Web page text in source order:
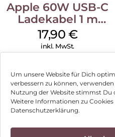
Um unsere Website für Dich
verbessern zu können,
Nutzung der Website stimmst Du
Weitere Informationen zu
Datenschutzerklärung.
Apple 60W USB-C
Ladekabel 1 m
Weiß
17,90 €
inkl. MwSt.
Impressum